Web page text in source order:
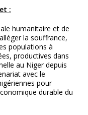
:
humanitaire et de
la souffrance,
populations à
productives dans
au Niger depuis
avec le
pour
durable du